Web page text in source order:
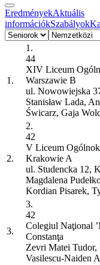
EredményekAktuális
információkSzabályok
1.
1.
44
XIV Liceum
Warszawie B
ul. Nowowiejska
Stanisław Lada,
Świcarz, Gaja
2.
2.
42
V Liceum
Krakowie A
ul. Studencka 12,
Magdalena
Kordian Pisarek,
3.
3.
42
Colegiul Naţional
Constanţa
Zevri Matei Tudor,
Vasilescu-Naiden